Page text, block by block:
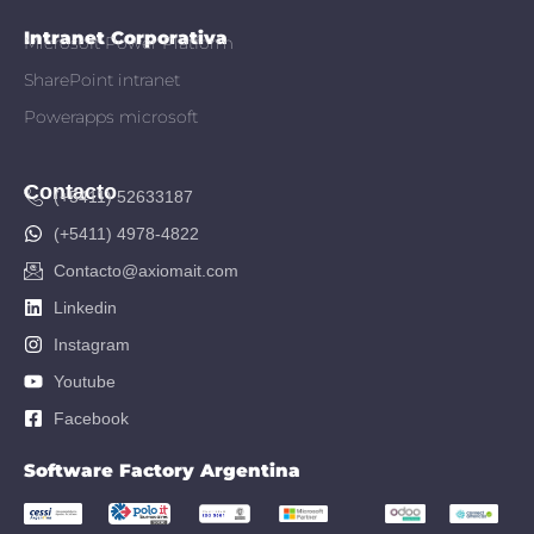
Intranet Corporativa
Microsoft Power Platform
SharePoint intranet
Powerapps microsoft
Contacto
(+5411) 52633187
(+5411) 4978-4822
Contacto@axiomait.com
Linkedin
Instagram
Youtube
Facebook
Software Factory Argentina